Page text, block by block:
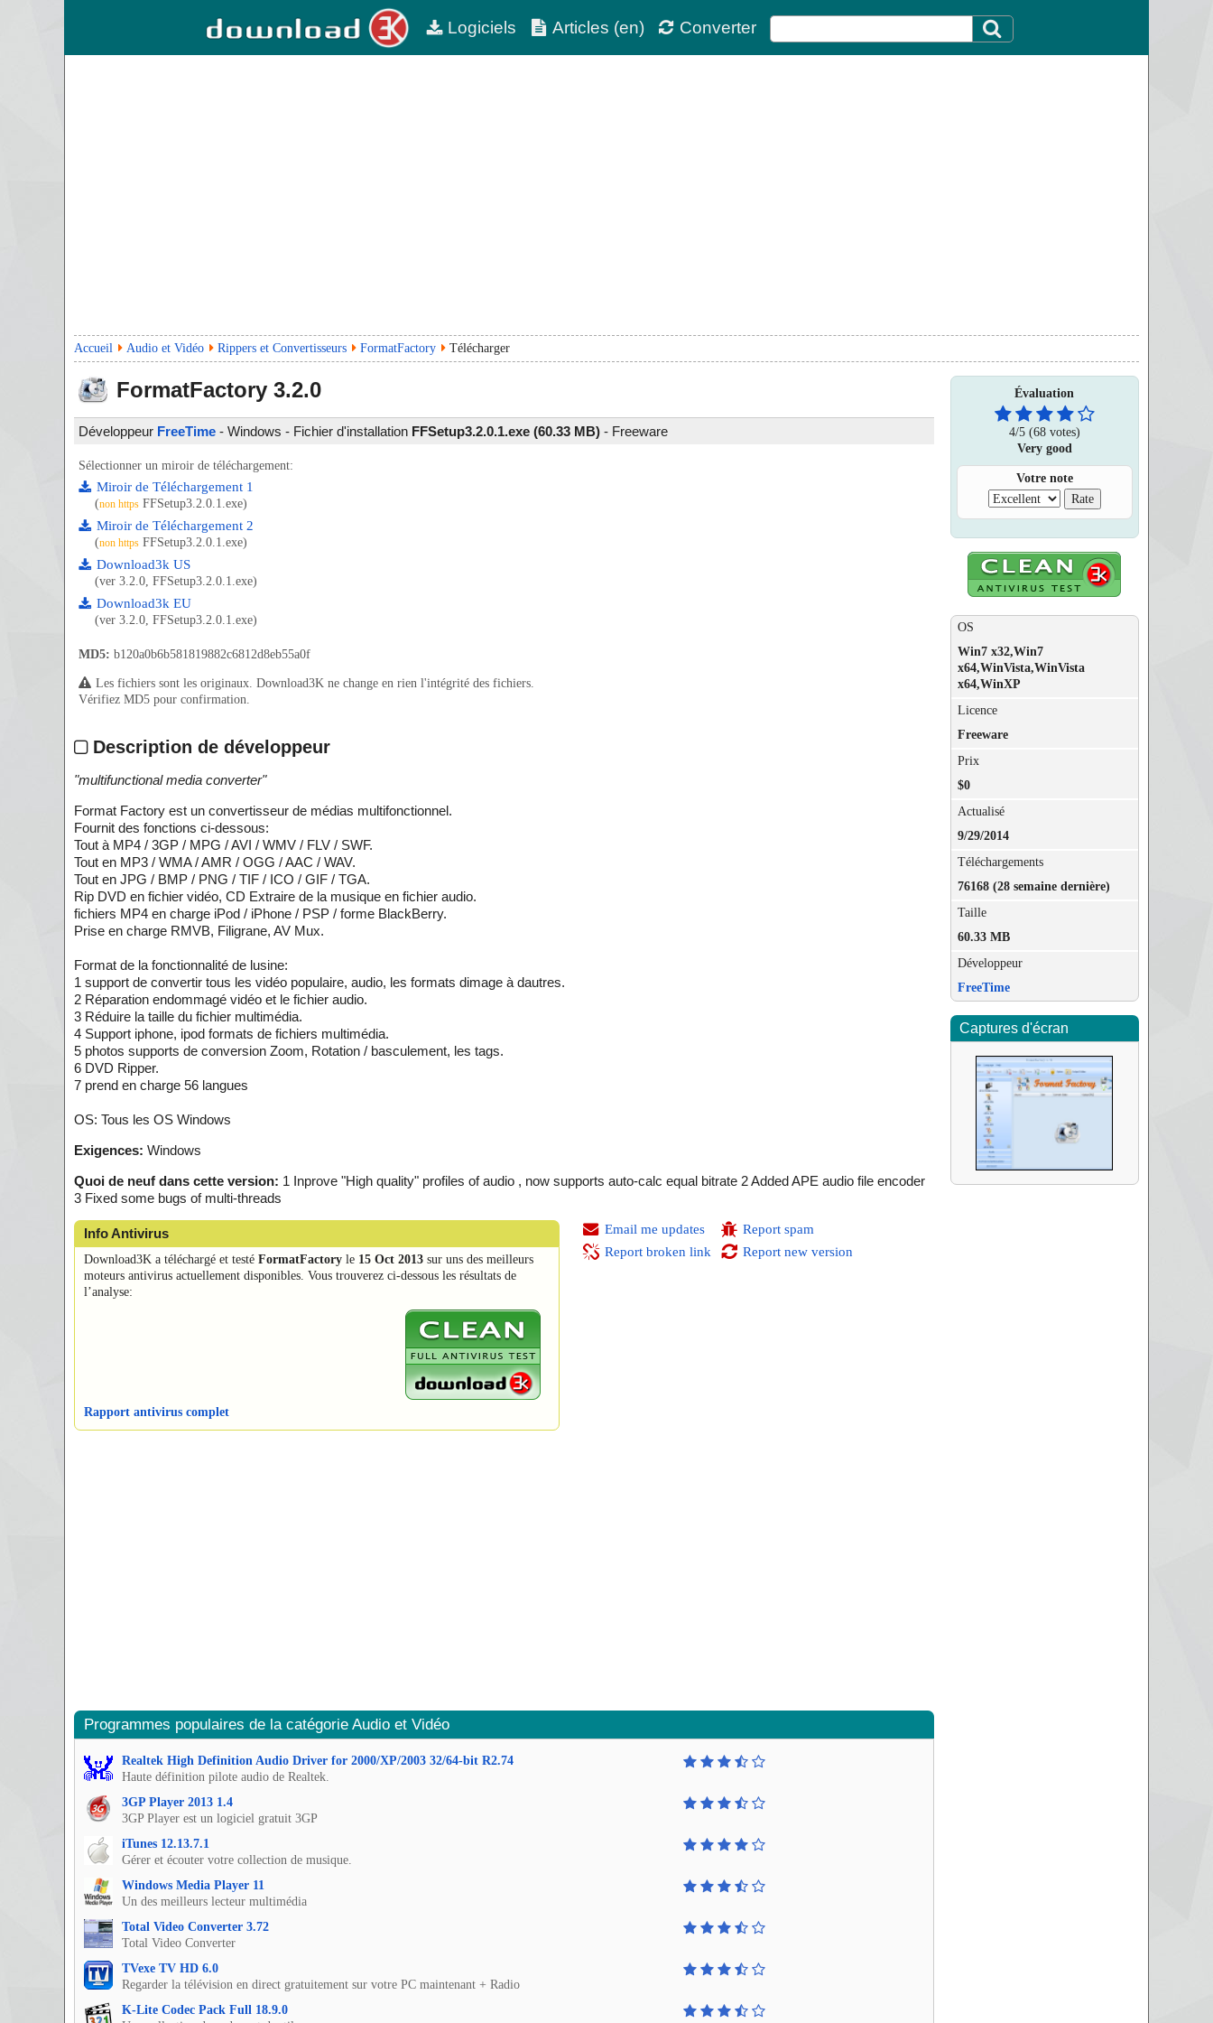
Logiciels Articles (en) Converter
Accueil Audio et Vidéo Rippers et Convertisseurs FormatFactory Télécharger
FormatFactory 3.2.0
Développeur FreeTime - Windows - Fichier d'installation FFSetup3.2.0.1.exe (60.33 MB) - Freeware
Sélectionner un miroir de téléchargement:
Miroir de Téléchargement 1
(non https FFSetup3.2.0.1.exe)
Miroir de Téléchargement 2
(non https FFSetup3.2.0.1.exe)
Download3k US
(ver 3.2.0, FFSetup3.2.0.1.exe)
Download3k EU
(ver 3.2.0, FFSetup3.2.0.1.exe)
MD5: b120a0b6b581819882c6812d8eb55a0f
Les fichiers sont les originaux. Download3K ne change en rien l'intégrité des fichiers.
Vérifiez MD5 pour confirmation.
Description de développeur
"multifunctional media converter"
Format Factory est un convertisseur de médias multifonctionnel.
Fournit des fonctions ci-dessous:
Tout à MP4 / 3GP / MPG / AVI / WMV / FLV / SWF.
Tout en MP3 / WMA / AMR / OGG / AAC / WAV.
Tout en JPG / BMP / PNG / TIF / ICO / GIF / TGA.
Rip DVD en fichier vidéo, CD Extraire de la musique en fichier audio.
fichiers MP4 en charge iPod / iPhone / PSP / forme BlackBerry.
Prise en charge RMVB, Filigrane, AV Mux.
Format de la fonctionnalité de lusine:
1 support de convertir tous les vidéo populaire, audio, les formats dimage à dautres.
2 Réparation endommagé vidéo et le fichier audio.
3 Réduire la taille du fichier multimédia.
4 Support iphone, ipod formats de fichiers multimédia.
5 photos supports de conversion Zoom, Rotation / basculement, les tags.
6 DVD Ripper.
7 prend en charge 56 langues
OS: Tous les OS Windows
Exigences: Windows
Quoi de neuf dans cette version: 1 Inprove "High quality" profiles of audio , now supports auto-calc equal bitrate 2 Added APE audio file encoder
3 Fixed some bugs of multi-threads
Info Antivirus
Download3K a téléchargé et testé FormatFactory le 15 Oct 2013 sur uns des meilleurs
moteurs antivirus actuellement disponibles. Vous trouverez ci-dessous les résultats de
l’analyse:
Rapport antivirus complet
Email me updates
Report broken link
Report spam
Report new version
Programmes populaires de la catégorie Audio et Vidéo
Realtek High Definition Audio Driver for 2000/XP/2003 32/64-bit R2.74
Haute définition pilote audio de Realtek.
3GP Player 2013 1.4
3GP Player est un logiciel gratuit 3GP
iTunes 12.13.7.1
Gérer et écouter votre collection de musique.
Windows Media Player 11
Un des meilleurs lecteur multimédia
Total Video Converter 3.72
Total Video Converter
TVexe TV HD 6.0
Regarder la télévision en direct gratuitement sur votre PC maintenant + Radio
K-Lite Codec Pack Full 18.9.0
Évaluation
4/5 (68 votes)
Very good
Votre note
OS
Win7 x32,Win7
x64,WinVista,WinVista
x64,WinXP
Licence
Freeware
Prix
$0
Actualisé
9/29/2014
Téléchargements
76168 (28 semaine dernière)
Taille
60.33 MB
Développeur
FreeTime
Captures d'écran